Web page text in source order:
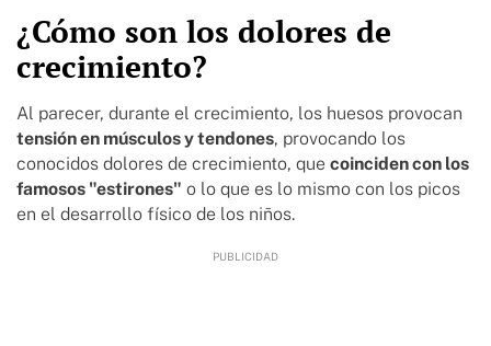
¿Cómo son los dolores de
crecimiento?
Al parecer, durante el crecimiento, los huesos provocan
tensión en músculos y tendones, provocando los
conocidos dolores de crecimiento, que coinciden con los
famosos "estirones" o lo que es lo mismo con los picos
en el desarrollo físico de los niños.